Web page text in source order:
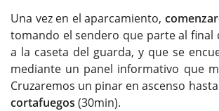
Una vez en el aparcamiento,
tomando el sendero que parte al final
a la caseta del guarda, y que se
mediante un panel informativo que
Cruzaremos un pinar en ascenso
cortafuegos (30min).